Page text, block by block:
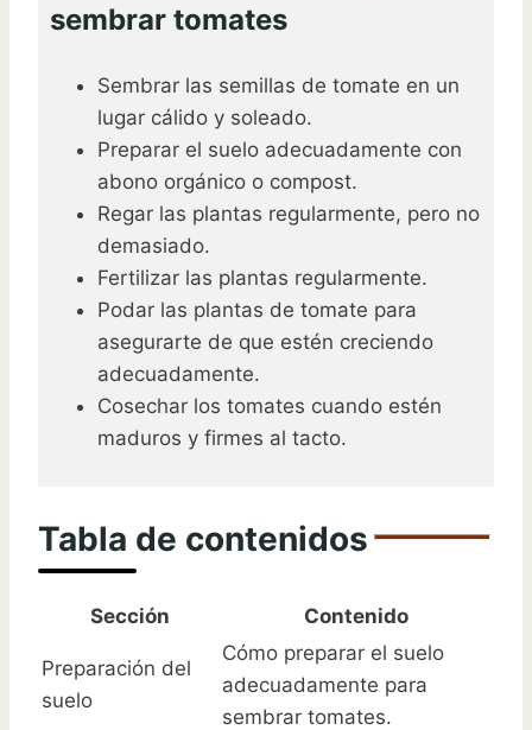
sembrar tomates
Sembrar las semillas de tomate en un
lugar cálido y soleado.
Preparar el suelo adecuadamente con
abono orgánico o compost.
Regar las plantas regularmente, pero no
demasiado.
Fertilizar las plantas regularmente.
Podar las plantas de tomate para
asegurarte de que estén creciendo
adecuadamente.
Cosechar los tomates cuando estén
maduros y firmes al tacto.
Tabla de contenidos
Sección Contenido
Preparación del
suelo
Cómo preparar el suelo
adecuadamente para
sembrar tomates.